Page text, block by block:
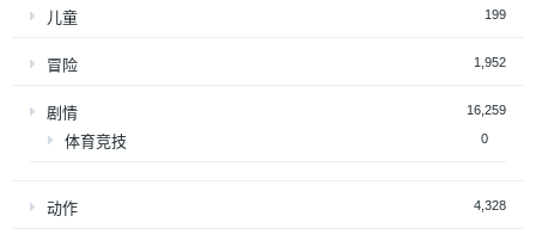
儿童 199
冒险 1,952
剧情 16,259
体育竞技 0
动作 4,328